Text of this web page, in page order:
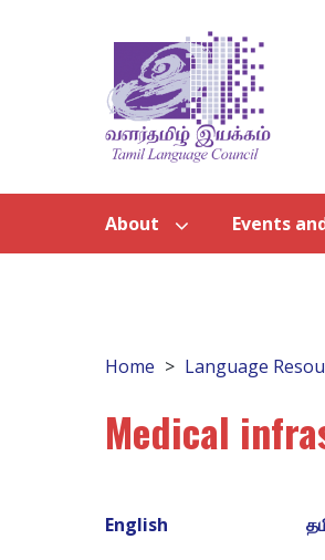
About Events
Home Language
Medical
English